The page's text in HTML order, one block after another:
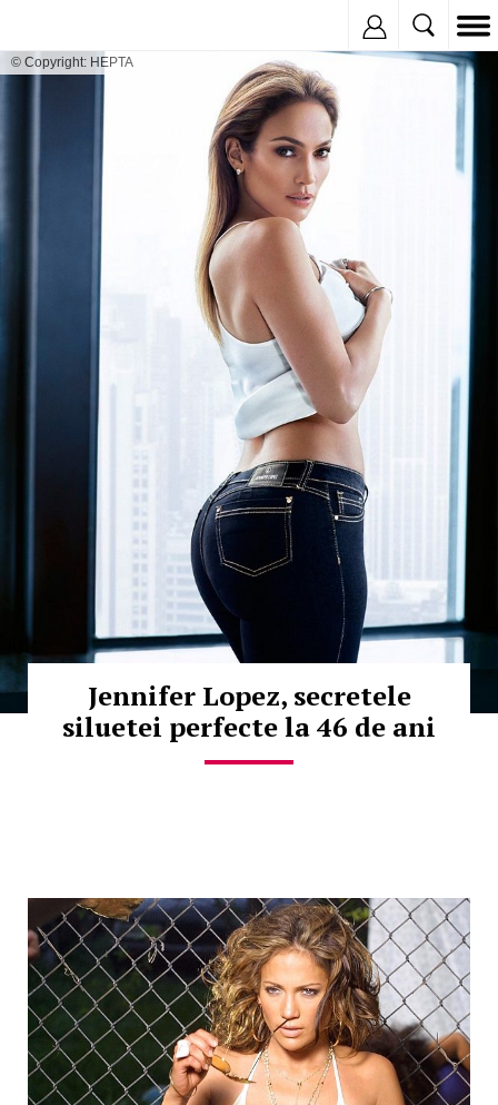
© Copyright: HEPTA
Jennifer Lopez, secretele
siluetei perfecte la 46 de ani